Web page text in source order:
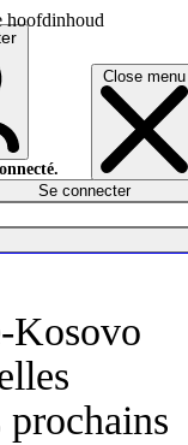
hoofdinhoud
Close menu
Se connecter
Kosovo
prochains